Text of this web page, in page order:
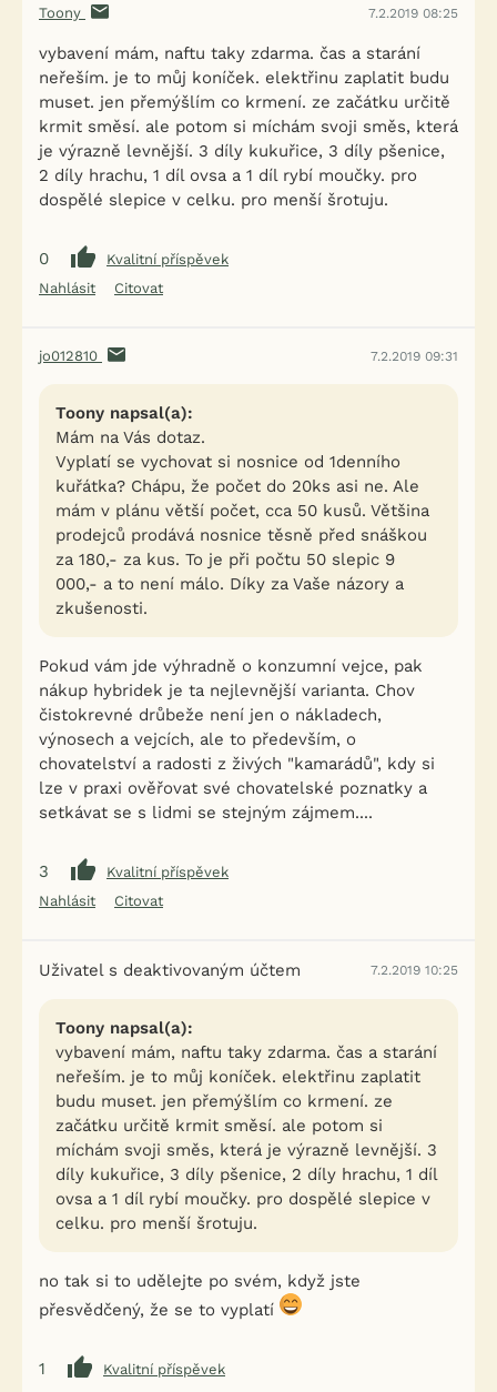
Toony 7.2.2019 08:25
vybavení mám, naftu taky zdarma. čas a starání
neřeším. je to můj koníček. elektřinu zaplatit budu
muset. jen přemýšlím co krmení. ze začátku určitě
krmit směsí. ale potom si míchám svoji směs, která
je výrazně levnější. 3 díly kukuřice, 3 díly pšenice,
2 díly hrachu, 1 díl ovsa a 1 díl rybí moučky. pro
dospělé slepice v celku. pro menší šrotuju.
0
Kvalitní příspěvek
Nahlásit
Citovat
jo012810 7.2.2019 09:31
Toony napsal(a):
Mám na Vás dotaz.
Vyplatí se vychovat si nosnice od 1denního
kuřátka? Chápu, že počet do 20ks asi ne. Ale
mám v plánu větší počet, cca 50 kusů. Většina
prodejců prodává nosnice těsně před snáškou
za 180,- za kus. To je při počtu 50 slepic 9
000,- a to není málo. Díky za Vaše názory a
zkušenosti.
Pokud vám jde výhradně o konzumní vejce, pak
nákup hybridek je ta nejlevnější varianta. Chov
čistokrevné drůbeže není jen o nákladech,
výnosech a vejcích, ale to především, o
chovatelství a radosti z živých "kamarádů", kdy si
lze v praxi ověřovat své chovatelské poznatky a
setkávat se s lidmi se stejným zájmem....
3
Kvalitní příspěvek
Nahlásit
Citovat
Uživatel s deaktivovaným účtem 7.2.2019 10:25
Toony napsal(a):
vybavení mám, naftu taky zdarma. čas a starání
neřeším. je to můj koníček. elektřinu zaplatit
budu muset. jen přemýšlím co krmení. ze
začátku určitě krmit směsí. ale potom si
míchám svoji směs, která je výrazně levnější. 3
díly kukuřice, 3 díly pšenice, 2 díly hrachu, 1 díl
ovsa a 1 díl rybí moučky. pro dospělé slepice v
celku. pro menší šrotuju.
no tak si to udělejte po svém, když jste
přesvědčený, že se to vyplatí
1
Kvalitní příspěvek